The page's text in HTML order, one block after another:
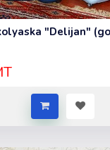
"Delijan"